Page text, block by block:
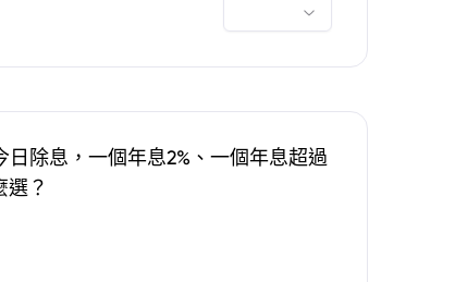
除息，一個年息2%、一個年息超過
選？